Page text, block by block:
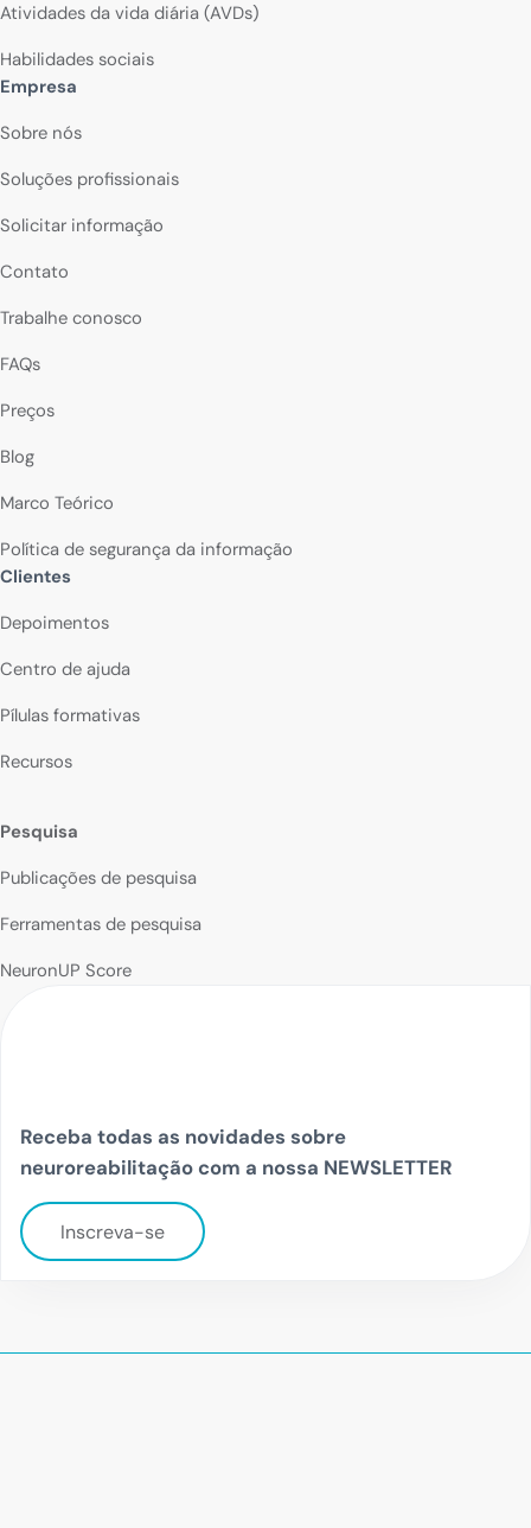
Atividades da vida diária (AVDs)
Habilidades sociais
Empresa
Sobre nós
Soluções profissionais
Solicitar informação
Contato
Trabalhe conosco
FAQs
Preços
Blog
Marco Teórico
Política de segurança da informação
Clientes
Depoimentos
Centro de ajuda
Pílulas formativas
Recursos
Pesquisa
Publicações de pesquisa
Ferramentas de pesquisa
NeuronUP Score
Receba todas as novidades sobre
neuroreabilitação com a nossa NEWSLETTER
Inscreva-se